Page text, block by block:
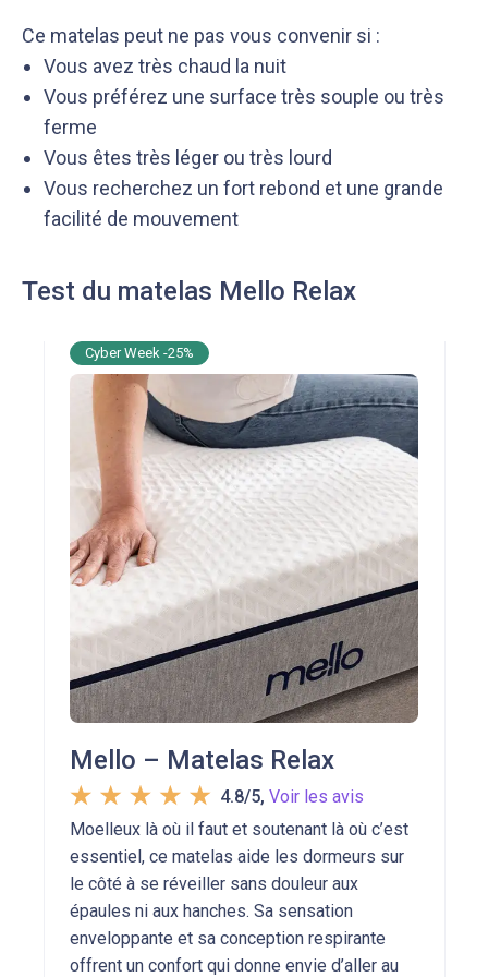
Ce matelas peut ne pas vous convenir si :
Vous avez très chaud la nuit
Vous préférez une surface très souple ou très
ferme
Vous êtes très léger ou très lourd
Vous recherchez un fort rebond et une grande
facilité de mouvement
Test du matelas Mello Relax
Mello – Matelas Relax
Moelleux là où il faut et soutenant là où c’est
essentiel, ce matelas aide les dormeurs sur
le côté à se réveiller sans douleur aux
épaules ni aux hanches. Sa sensation
enveloppante et sa conception respirante
offrent un confort qui donne envie d’aller au
Cyber Week -25%
4.8/5, Voir les avis